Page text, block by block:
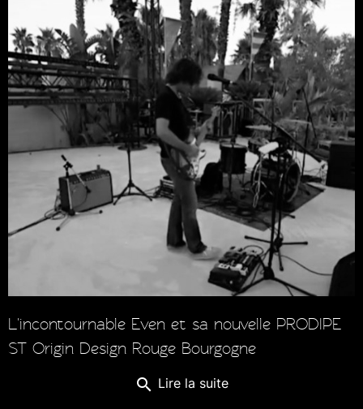
L'incontournable Even et sa nouvelle PRODIPE
ST Origin Design Rouge Bourgogne
search Lire la suite